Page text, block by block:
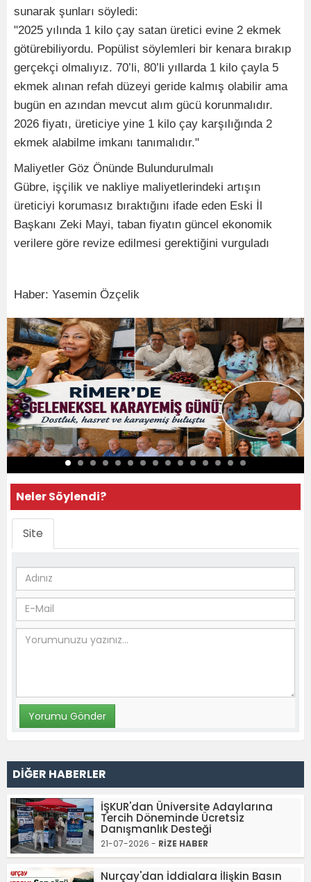
sunarak şunları söyledi:
"2025 yılında 1 kilo çay satan üretici evine 2 ekmek
götürebiliyordu. Popülist söylemleri bir kenara bırakıp
gerçekçi olmalıyız. 70’li, 80’li yıllarda 1 kilo çayla 5
ekmek alınan refah düzeyi geride kalmış olabilir ama
bugün en azından mevcut alım gücü korunmalıdır.
2026 fiyatı, üreticiye yine 1 kilo çay karşılığında 2
ekmek alabilme imkanı tanımalıdır."
​Maliyetler Göz Önünde Bulundurulmalı
Gübre, işçilik ve nakliye maliyetlerindeki artışın
üreticiyi korumasız bıraktığını ifade eden Eski İl
Başkanı Zeki Mayi, taban fiyatın güncel ekonomik
verilere göre revize edilmesi gerektiğini vurguladı
Haber: Yasemin Özçelik
Neler Söylendi?
Site
DİĞER HABERLER
İŞKUR'dan Üniversite Adaylarına
Tercih Döneminde Ücretsiz
Danışmanlık Desteği
21-07-2026 - RİZE HABER
Nurçay'dan İddialara İlişkin Basın